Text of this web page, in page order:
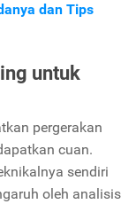
dan Tips
untuk
pergerakan
cuan.
sendiri
oleh analisis